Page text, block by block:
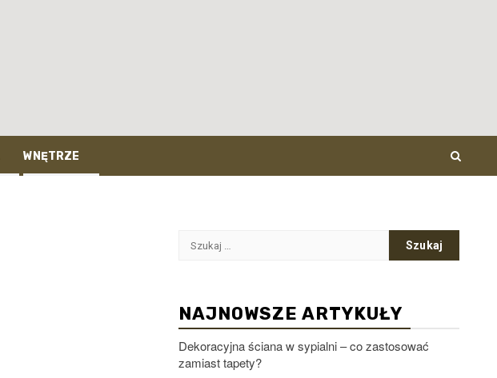
WNĘTRZE
Szukaj:
NAJNOWSZE ARTYKUŁY
Dekoracyjna ściana w sypialni – co zastosować
zamiast tapety?